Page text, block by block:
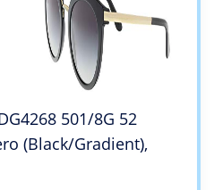
501/8G 52
(Black/Gradient),